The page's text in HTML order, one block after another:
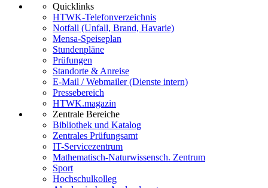
Quicklinks
HTWK-Telefonverzeichnis
Notfall (Unfall, Brand, Havarie)
Mensa-Speiseplan
Stundenpläne
Prüfungen
Standorte & Anreise
E-Mail / Webmailer (Dienste intern)
Pressebereich
HTWK.magazin
Zentrale Bereiche
Bibliothek und Katalog
Zentrales Prüfungsamt
IT-Servicezentrum
Mathematisch-Naturwissensch. Zentrum
Sport
Hochschulkolleg